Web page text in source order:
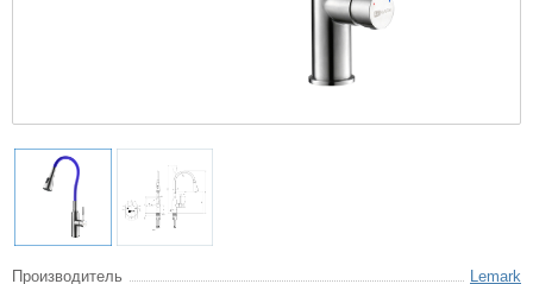
Производитель
Lemark